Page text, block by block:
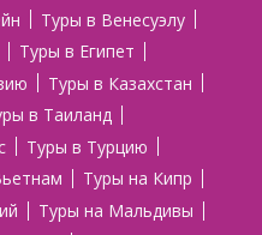
Туры в Венесуэлу
Туры в Египет
Туры в Казахстан
в Таиланд
Туры в Турцию
Туры на Кипр
Туры на Мальдивы